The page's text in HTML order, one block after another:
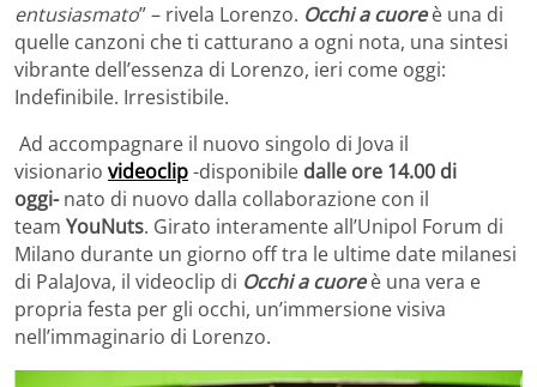
entusiasmato” – rivela Lorenzo. Occhi a cuoreè una di
quelle canzoni che ti catturano a ogni nota, una sintesi
vibrante dell’essenza di Lorenzo, ieri come oggi:
Indefinibile. Irresistibile.
Ad accompagnare il nuovo singolo di Jova il
visionario videoclip-disponibile dalle ore 14.00 di
oggi-nato di nuovo dalla collaborazione con il
team YouNuts. Girato interamente all’Unipol Forum di
Milano durante un giorno off tra le ultime date milanesi
di PalaJova, il videoclip di Occhi a cuoreè una vera e
propria festa per gli occhi, un’immersione visiva
nell’immaginario di Lorenzo.